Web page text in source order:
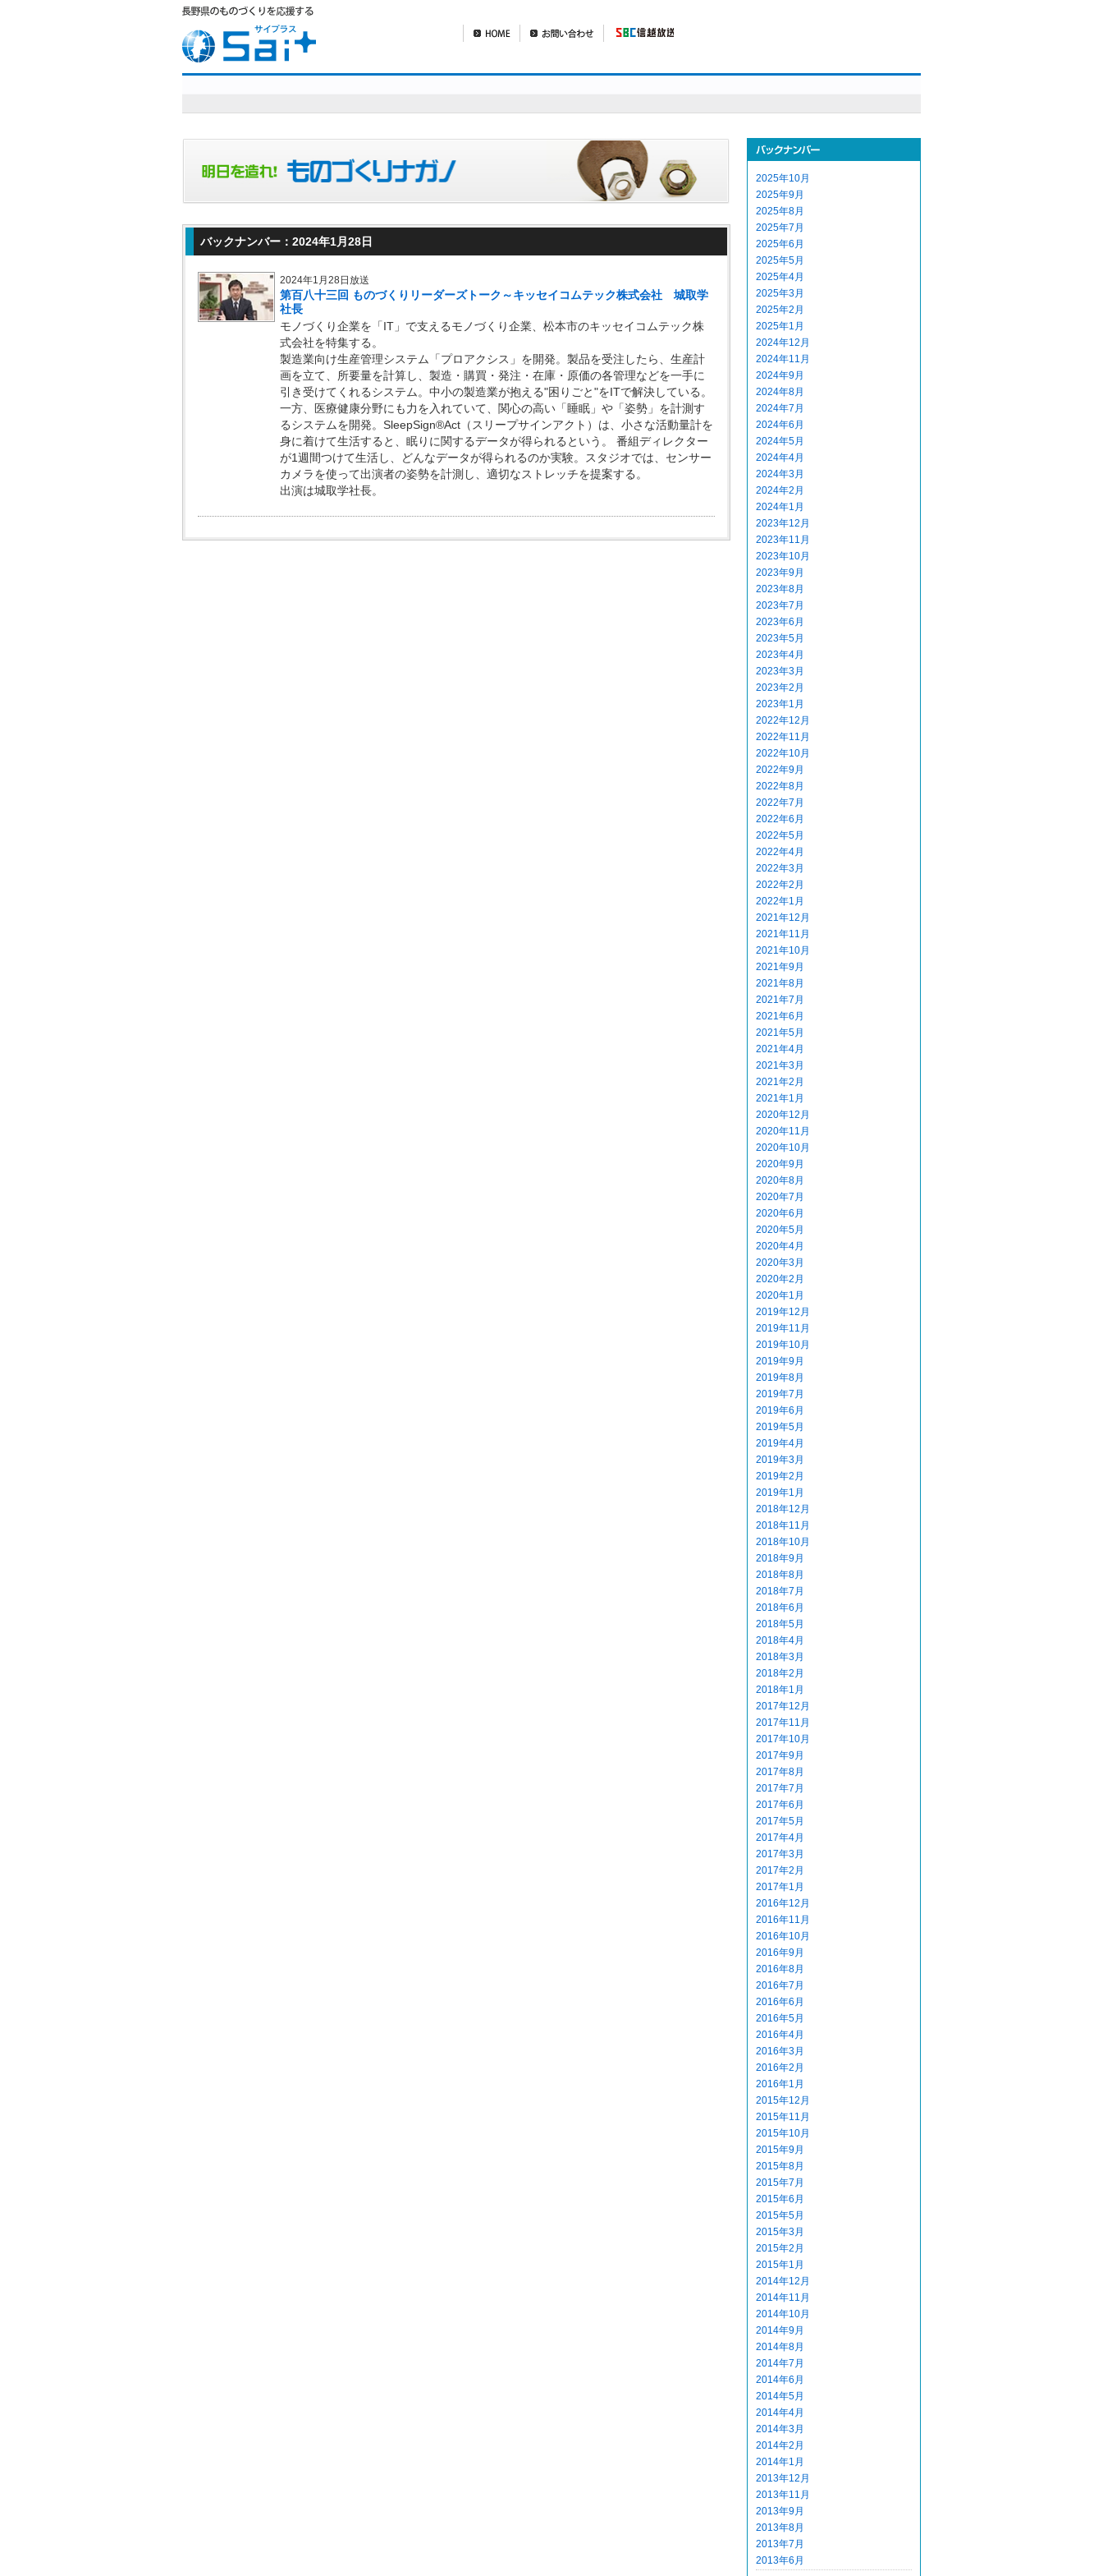
バックナンバー：2024年1月28日
2024年1月28日放送
第百八十三回 ものづくりリーダーズトーク～キッセイコムテック株式会社 城取学
社長
モノづくり企業を「IT」で支えるモノづくり企業、松本市のキッセイコムテック株
式会社を特集する。
製造業向け生産管理システム「プロアクシス」を開発。製品を受注したら、生産計
画を立て、所要量を計算し、製造・購買・発注・在庫・原価の各管理などを一手に
引き受けてくれるシステム。中小の製造業が抱える"困りごと"をITで解決している。
一方、医療健康分野にも力を入れていて、関心の高い「睡眠」や「姿勢」を計測す
るシステムを開発。SleepSign®Act（スリープサインアクト）は、小さな活動量計を
身に着けて生活すると、眠りに関するデータが得られるという。 番組ディレクター
が1週間つけて生活し、どんなデータが得られるのか実験。スタジオでは、センサー
カメラを使って出演者の姿勢を計測し、適切なストレッチを提案する。
出演は城取学社長。
2025年10月
2025年9月
2025年8月
2025年7月
2025年6月
2025年5月
2025年4月
2025年3月
2025年2月
2025年1月
2024年12月
2024年11月
2024年9月
2024年8月
2024年7月
2024年6月
2024年5月
2024年4月
2024年3月
2024年2月
2024年1月
2023年12月
2023年11月
2023年10月
2023年9月
2023年8月
2023年7月
2023年6月
2023年5月
2023年4月
2023年3月
2023年2月
2023年1月
2022年12月
2022年11月
2022年10月
2022年9月
2022年8月
2022年7月
2022年6月
2022年5月
2022年4月
2022年3月
2022年2月
2022年1月
2021年12月
2021年11月
2021年10月
2021年9月
2021年8月
2021年7月
2021年6月
2021年5月
2021年4月
2021年3月
2021年2月
2021年1月
2020年12月
2020年11月
2020年10月
2020年9月
2020年8月
2020年7月
2020年6月
2020年5月
2020年4月
2020年3月
2020年2月
2020年1月
2019年12月
2019年11月
2019年10月
2019年9月
2019年8月
2019年7月
2019年6月
2019年5月
2019年4月
2019年3月
2019年2月
2019年1月
2018年12月
2018年11月
2018年10月
2018年9月
2018年8月
2018年7月
2018年6月
2018年5月
2018年4月
2018年3月
2018年2月
2018年1月
2017年12月
2017年11月
2017年10月
2017年9月
2017年8月
2017年7月
2017年6月
2017年5月
2017年4月
2017年3月
2017年2月
2017年1月
2016年12月
2016年11月
2016年10月
2016年9月
2016年8月
2016年7月
2016年6月
2016年5月
2016年4月
2016年3月
2016年2月
2016年1月
2015年12月
2015年11月
2015年10月
2015年9月
2015年8月
2015年7月
2015年6月
2015年5月
2015年3月
2015年2月
2015年1月
2014年12月
2014年11月
2014年10月
2014年9月
2014年8月
2014年7月
2014年6月
2014年5月
2014年4月
2014年3月
2014年2月
2014年1月
2013年12月
2013年11月
2013年9月
2013年8月
2013年7月
2013年6月